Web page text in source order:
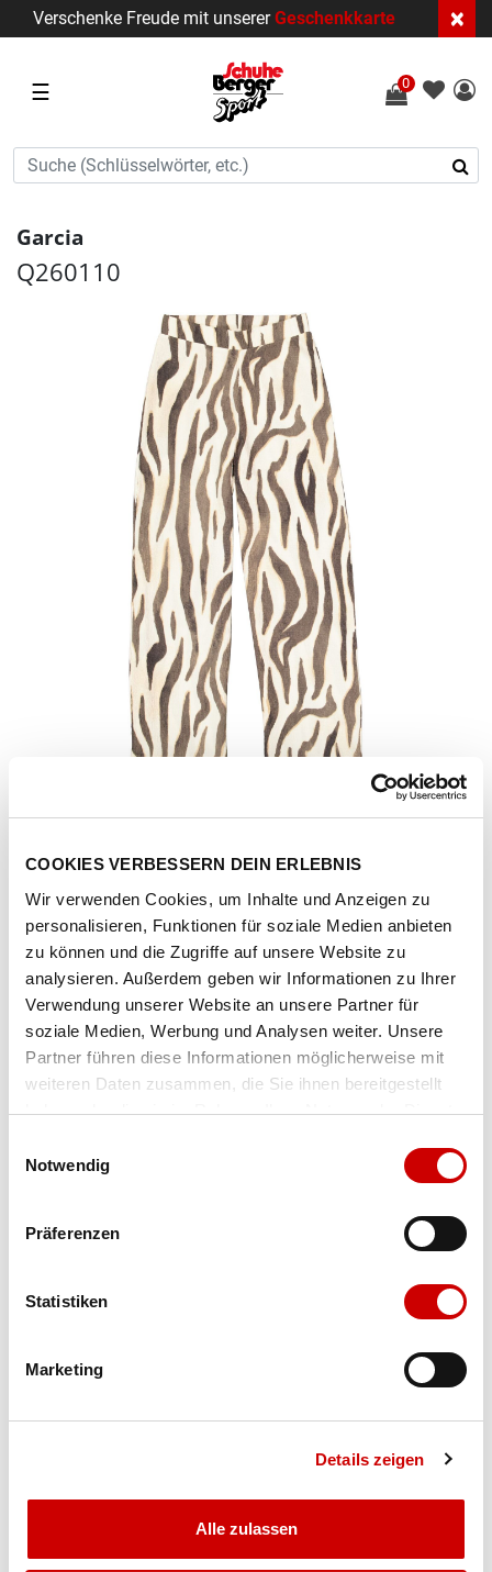
COOKIES VERBESSERN DEIN ERLEBNIS
Wir verwenden Cookies, um Inhalte und Anzeigen zu
personalisieren, Funktionen für soziale Medien anbieten
zu können und die Zugriffe auf unsere Website zu
analysieren. Außerdem geben wir Informationen zu Ihrer
Verwendung unserer Website an unsere Partner für
soziale Medien, Werbung und Analysen weiter. Unsere
Partner führen diese Informationen möglicherweise mit
weiteren Daten zusammen, die Sie ihnen bereitgestellt
haben oder die sie im Rahmen Ihrer Nutzung der Dienste
Notwendig
Präferenzen
Statistiken
Marketing
Details zeigen
Alle zulassen
Verschenke Freude mit unsererGeschenkkarte ×
☰ 0
Garcia
Q260110
Artikel-Nr.Q260110-turtledove
Farbe turtledove
IN DEN WARENKORB
Bis 17:00 Uhr bestellen: morgen geliefert - ab CHF 50.00
Produktbeschreibung